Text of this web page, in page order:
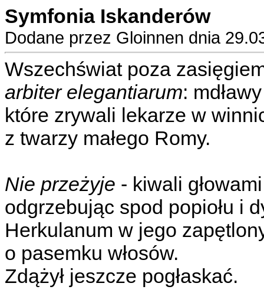
Symfonia Iskanderów
Dodane przez Gloinnen dnia
Wszechświat poza
arbiter elegantiarum:
które zrywali lekarze w
z twarzy małego Romy.
Nie przeżyje - kiwali
odgrzebując spod popiołu i
Herkulanum w jego
o pasemku włosów.
Zdążył jeszcze pogłaskać.